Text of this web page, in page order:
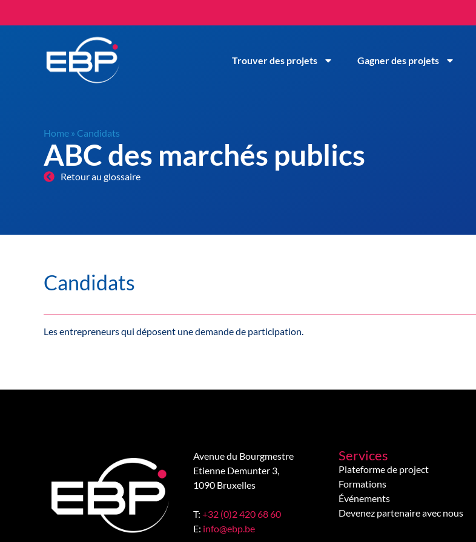
Trouver des projets Gagner des projets
Home » Candidats
ABC des marchés publics
Retour au glossaire
Candidats
Les entrepreneurs qui déposent une demande de participation.
Avenue du Bourgmestre
Etienne Demunter 3,
1090 Bruxelles
T: +32 (0)2 420 68 60
E: info@ebp.be
Services
Plateforme de project
Formations
Événements
Devenez partenaire avec nous